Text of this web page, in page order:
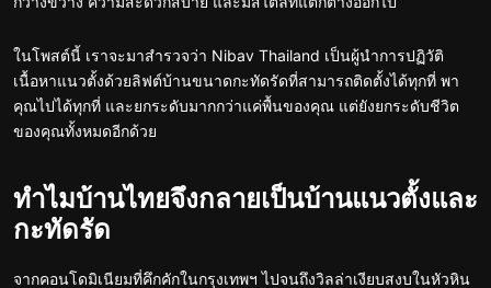
ในโพสต์นี้ เราจะมาสำรวจว่า Nibav Thailand เป็นผู้นำการปฏิวัติ
เนื้อหาแนวตั้งด้วยลิฟต์บ้านขนาดกะทัดรัดที่สามารถติดตั้งได้ทุกที่ พา
คุณไปได้ทุกที่ และยกระดับมากกว่าแค่พื้นของคุณ แต่ยังยกระดับชีวิต
ของคุณทั้งหมดอีกด้วย
ทำไมบ้านไทยจึงกลายเป็นบ้านแนวตั้งและ
กะทัดรัด
จากคอนโดมิเนียมที่คึกคักในกรุงเทพฯ ไปจนถึงวิลล่าเงียบสงบในหัวหิน